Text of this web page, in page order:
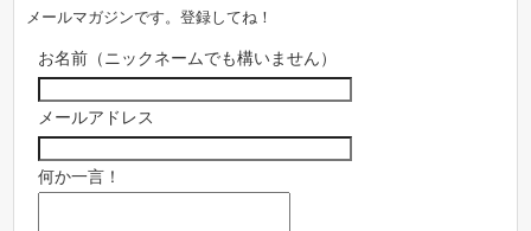
メールマガジンです。登録してね！
お名前（ニックネームでも構いません）
メールアドレス
何か一言！